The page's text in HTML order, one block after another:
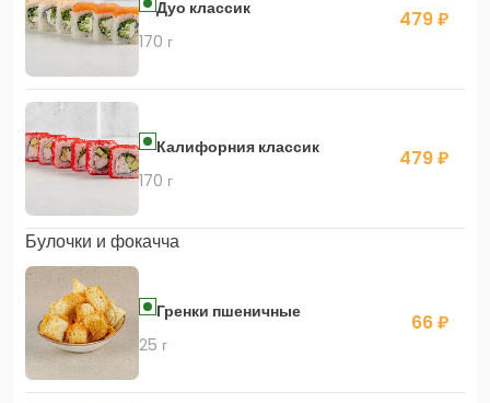
Дуо классик
170 г
479 ₽
Калифорния классик
170 г
479 ₽
Булочки и фокачча
Гренки пшеничные
25 г
66 ₽